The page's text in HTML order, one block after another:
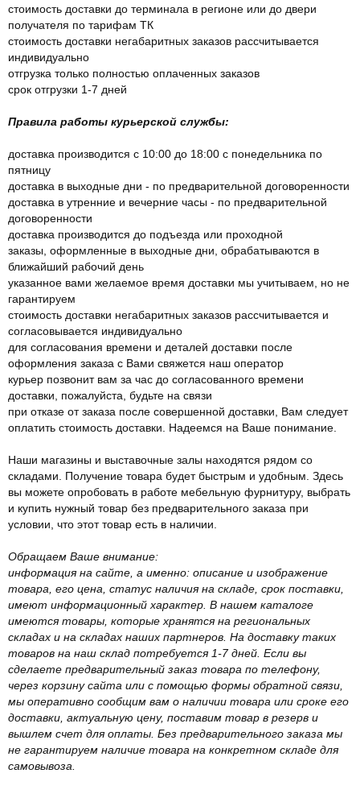
стоимость доставки до терминала в регионе или до двери
получателя по тарифам ТК
стоимость доставки негабаритных заказов рассчитывается
индивидуально
отгрузка только полностью оплаченных заказов
срок отгрузки 1-7 дней
Правила работы курьерской службы:
доставка производится с 10:00 до 18:00 с понедельника по
пятницу
доставка в выходные дни - по предварительной договоренности
доставка в утренние и вечерние часы - по предварительной
договоренности
доставка производится до подъезда или проходной
заказы, оформленные в выходные дни, обрабатываются в
ближайший рабочий день
указанное вами желаемое время доставки мы учитываем, но не
гарантируем
стоимость доставки негабаритных заказов рассчитывается и
согласовывается индивидуально
для согласования времени и деталей доставки после
оформления заказа с Вами свяжется наш оператор
курьер позвонит вам за час до согласованного времени
доставки, пожалуйста, будьте на связи
при отказе от заказа после совершенной доставки, Вам следует
оплатить стоимость доставки. Надеемся на Ваше понимание.
Наши магазины и выставочные залы находятся рядом со
складами. Получение товара будет быстрым и удобным. Здесь
вы можете опробовать в работе мебельную фурнитуру, выбрать
и купить нужный товар без предварительного заказа при
условии, что этот товар есть в наличии.
Обращаем Ваше внимание:
информация на сайте, а именно: описание и изображение
товара, его цена, статус наличия на складе, срок поставки,
имеют информационный характер. В нашем каталоге
имеются товары, которые хранятся на региональных
складах и на складах наших партнеров. На доставку таких
товаров на наш склад потребуется 1-7 дней. Если вы
сделаете предварительный заказ товара по телефону,
через корзину сайта или с помощью формы обратной связи,
мы оперативно сообщим вам о наличии товара или сроке его
доставки, актуальную цену, поставим товар в резерв и
вышлем счет для оплаты. Без предварительного заказа мы
не гарантируем наличие товара на конкретном складе для
самовывоза.